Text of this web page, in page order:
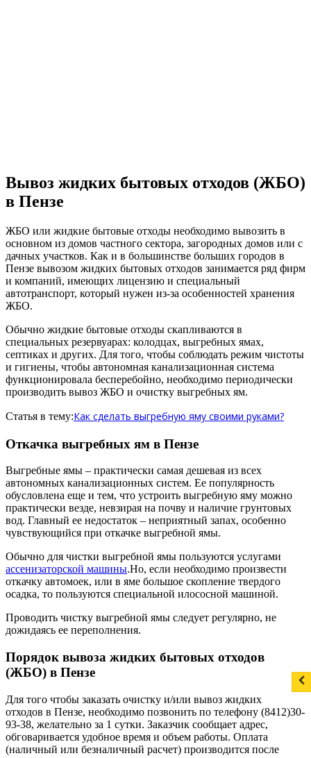
Вывоз жидких бытовых отходов (ЖБО)
в Пензе
ЖБО или жидкие бытовые отходы необходимо вывозить в
основном из домов частного сектора, загородных домов или с
дачных участков. Как и в большинстве больших городов в
Пензе вывозом жидких бытовых отходов занимается ряд фирм
и компаний, имеющих лицензию и специальный
автотранспорт, который нужен из-за особенностей хранения
ЖБО.
Обычно жидкие бытовые отходы скапливаются в
специальных резервуарах: колодцах, выгребных ямах,
септиках и других. Для того, чтобы соблюдать режим чистоты
и гигиены, чтобы автономная канализационная система
функционировала бесперебойно, необходимо периодически
производить вывоз ЖБО и очистку выгребных ям.
Статья в тему:Как сделать выгребную яму своими руками?
Откачка выгребных ям в Пензе
Выгребные ямы – практически самая дешевая из всех
автономных канализационных систем. Ее популярность
обусловлена еще и тем, что устроить выгребную яму можно
практически везде, невзирая на почву и наличие грунтовых
вод. Главный ее недостаток – неприятный запах, особенно
чувствующийся при откачке выгребной ямы.
Обычно для чистки выгребной ямы пользуются услугами
ассенизаторской машины.Но, если необходимо произвести
откачку автомоек, или в яме большое скопление твердого
осадка, то пользуются специальной илососной машиной.
Проводить чистку выгребной ямы следует регулярно, не
дожидаясь ее переполнения.
Порядок вывоза жидких бытовых отходов
(ЖБО) в Пензе
Для того чтобы заказать очистку и/или вывоз жидких
отходов в Пензе, необходимо позвонить по телефону (8412)30-
93-38, желательно за 1 сутки. Заказчик сообщает адрес,
обговаривается удобное время и объем работы. Оплата
(наличный или безналичный расчет) производится после